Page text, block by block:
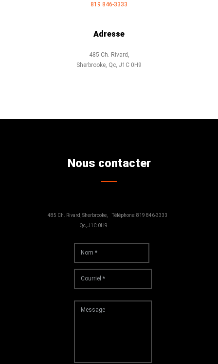
819 846-3333
Adresse
485 Ch. Rivard,
Sherbrooke, Qc, J1C 0H9
Nous contacter
Téléphone: 819 846-3333
485 Ch. Rivard, Sherbrooke,
Qc, J1C 0H9